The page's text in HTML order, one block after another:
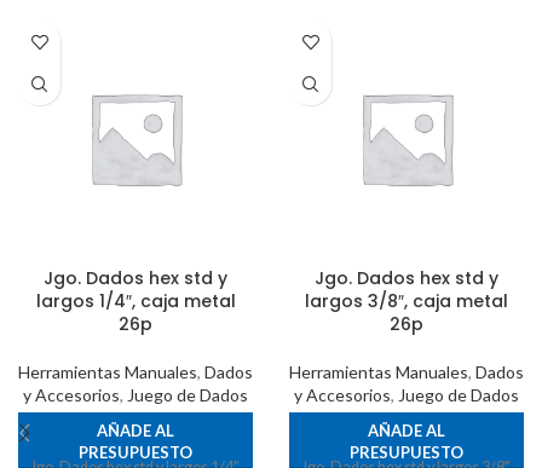
Jgo. Dados hex std y
largos 1/4″, caja metal
26p
Herramientas Manuales, Dados
y Accesorios, Juego de Dados
AÑADE AL
PRESUPUESTO
Jgo. Dados hex std y
largos 3/8″, caja metal
26p
Herramientas Manuales, Dados
y Accesorios, Juego de Dados
AÑADE AL
PRESUPUESTO